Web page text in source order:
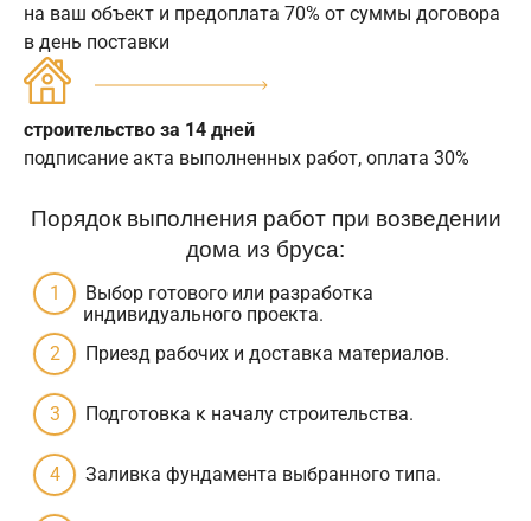
на ваш объект и предоплата 70% от суммы договора
в день поставки
строительство за 14 дней
подписание акта выполненных работ, оплата 30%
Порядок выполнения работ при возведении
дома из бруса:
Выбор готового или разработка
индивидуального проекта.
Приезд рабочих и доставка материалов.
Подготовка к началу строительства.
Заливка фундамента выбранного типа.